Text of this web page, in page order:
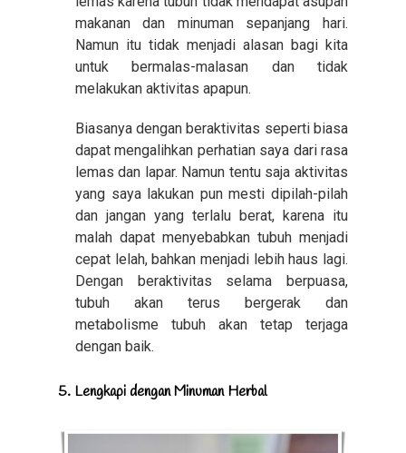
makanan dan minuman sepanjang hari.
Namun itu tidak menjadi alasan bagi kita
untuk bermalas-malasan dan tidak
melakukan aktivitas apapun.
Biasanya dengan beraktivitas seperti biasa
dapat mengalihkan perhatian saya dari rasa
lemas dan lapar. Namun tentu saja aktivitas
yang saya lakukan pun mesti dipilah-pilah
dan jangan yang terlalu berat, karena itu
malah dapat menyebabkan tubuh menjadi
cepat lelah, bahkan menjadi lebih haus lagi.
Dengan beraktivitas selama berpuasa,
tubuh akan terus bergerak dan
metabolisme tubuh akan tetap terjaga
dengan baik.
5. Lengkapi dengan Minuman Herbal